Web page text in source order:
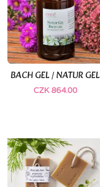
BACH GEL / NATUR GEL
CZK 864.00